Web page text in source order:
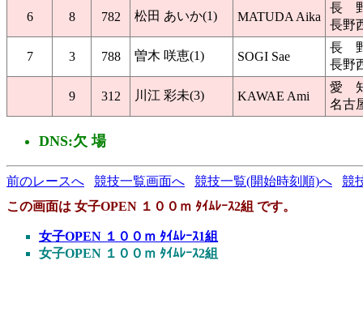
6 8 782 松田 あいか(1) MATUDA Aika
長
長野
7 3 788 曽木 咲恵(1) SOGI Sae
長
長野
9 312 川江 彩未(3) KAWAE Ami
愛
名古
DNS:欠 場
前のレースへ 競技一覧画面へ 競技一覧(開始時刻順)へ
競
この画面は 女子OPEN １００ｍ ﾀｲﾑﾚｰｽ2組 です。
女子OPEN １００ｍ ﾀｲﾑﾚｰｽ1組
女子OPEN １００ｍ ﾀｲﾑﾚｰｽ2組